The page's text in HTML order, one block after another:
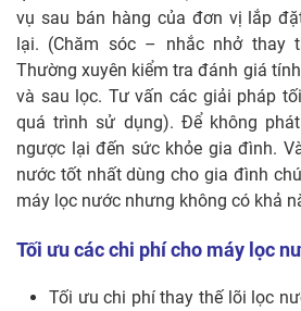
vụ sau bán hàng của đơn vị lắp
lại. (Chăm sóc – nhắc nhở thay
Thường xuyên kiểm tra đánh giá
và sau lọc. Tư vấn các giải pháp
quá trình sử dụng). Để không
ngược lại đến sức khỏe gia đình.
nước tốt nhất dùng cho gia đình
máy lọc nước nhưng không có khả
Tối ưu các chi phí cho máy lọc
Tối ưu chi phí thay thế lõi lọc